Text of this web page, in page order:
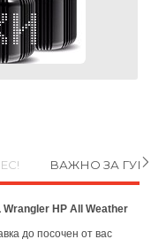
ВАЖНО ЗА
Wrangler HP All Weather
до посочен от вас